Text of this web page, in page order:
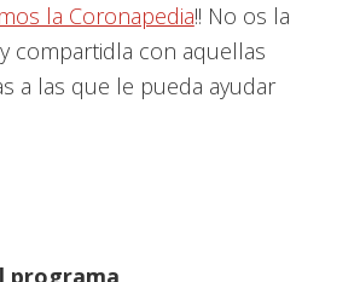
la Coronapedia!! No os la
compartidla con aquellas
a las que le pueda ayudar
programa